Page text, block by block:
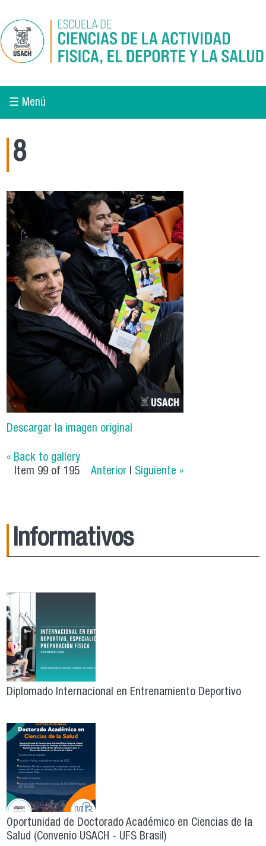
☰ Menú
8
Descargar la imagen original
« Back to gallery
Item 99 of 195
Anterior | Siguiente »
Informativos
Diplomado Internacional en Entrenamiento Deportivo
Oportunidad de Doctorado Académico en Ciencias de la
Salud (Convenio USACH - UFS Brasil)